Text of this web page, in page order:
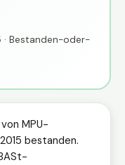
· Bestanden-oder-
MPU-
bestanden.